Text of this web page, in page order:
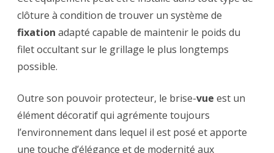
clôture à condition de trouver un système de
fixation adapté capable de maintenir le poids du
filet occultant sur le grillage le plus longtemps
possible.
Outre son pouvoir protecteur, le brise-vue est un
élément décoratif qui agrémente toujours
l’environnement dans lequel il est posé et apporte
une touche d’élégance et de modernité aux